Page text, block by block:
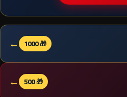
🎁 1000
←
🎁 500
←